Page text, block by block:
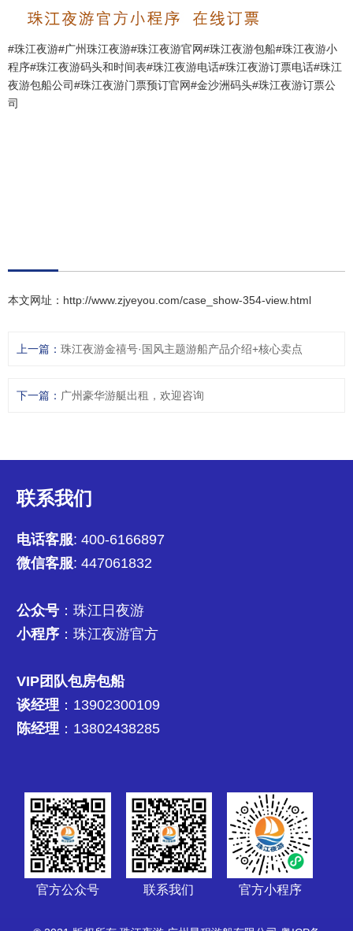
#珠江夜游#广州珠江夜游#珠江夜游官网#珠江夜游包船#珠江夜游小
程序#珠江夜游码头和时间表#珠江夜游电话#珠江夜游订票电话#珠江
夜游包船公司#珠江夜游门票预订官网#金沙洲码头#珠江夜游订票公
司
本文网址： http://www.zjyeyou.com/case_show-354-view.html
上一篇： 珠江夜游金禧号·国风主题游船产品介绍+核心卖点
下一篇： 广州豪华游艇出租，欢迎咨询
联系我们
电话客服: 400-6166897
微信客服: 447061832
公众号 ：珠江日夜游
小程序 ：珠江夜游官方
VIP团队包房包船
谈经理 ：13902300109
陈经理 ：13802438285
官方公众号 联系我们 官方小程序